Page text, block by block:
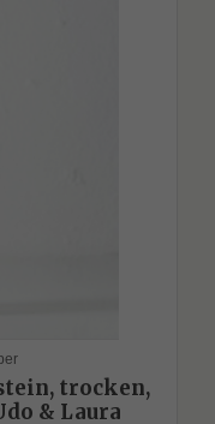
trocken,
& Laura